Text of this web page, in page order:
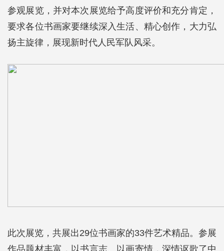
参观展览，并对本次展览给予高度评价和充分肯定，
要求各位书画家要继续深入生活、精心创作，大力弘
扬主旋律，展现新时代人民军队风采。
此次展览，共展出29位书画家的33件艺术精品。参展
作品题材丰富，以书言志、以画寄情，深情讴歌了中